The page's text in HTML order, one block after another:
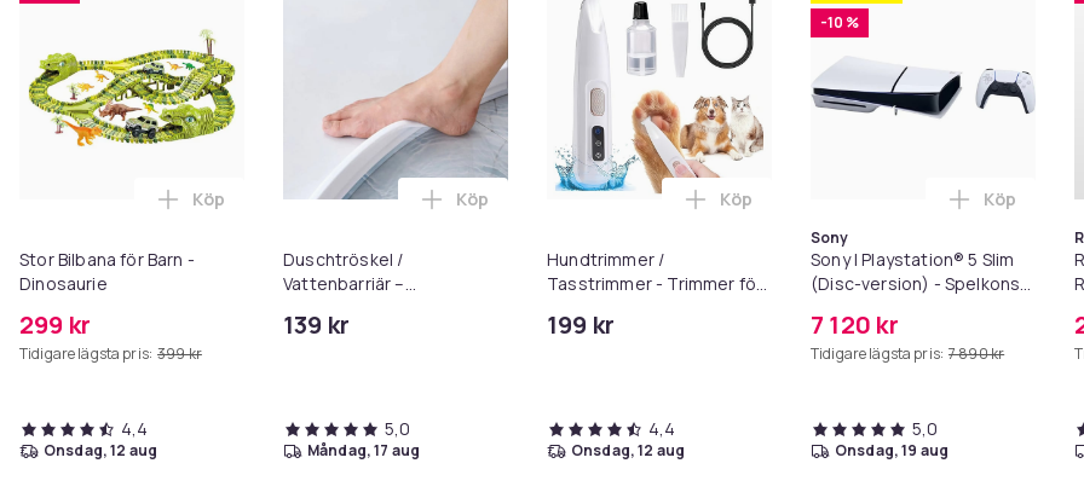
Stor Bilbana för Barn -
Dinosaurie
299 kr
Tidigare lägsta pris: 399 kr
Lägg till Stor Bilbana för Barn - Dinosaurie i varukorgen
Köp
4,4
onsdag, 12 aug
Duschtröskel /
Vattenbarriär –
Håll ditt badrum torrt och
139 kr
Lägg till Duschtröskel / Vattenbarriär – Självhäftande Silikonlist Håll
Köp
5,0
måndag, 17 aug
Hundtrimmer /
Tasstrimmer - Trimmer för
199 kr
Lägg till Hundtrimmer / Tasstrimmer -
Köp
4,4
onsdag, 12 aug
-10 %
Sony
Sony | Playstation® 5 Slim
(Disc-version) - Spelkonsol
- Hvid
7 120 kr
Tidigare lägsta pris: 7 890 kr
Lägg till
Köp
5,0
onsdag, 19 aug